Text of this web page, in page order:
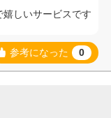
しいサービスです
参考になった 0